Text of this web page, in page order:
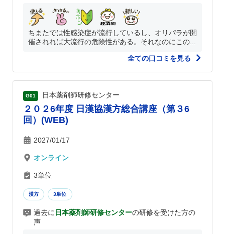
ちまたでは性感染症が流行しているし、オリパラが開
催されれば大流行の危険性がある。それなのにこの...
全ての口コミを見る
G01 日本薬剤師研修センター
２０２6年度 日漢協漢方総合講座（第３6
回）(WEB)
2027/01/17
オンライン
3単位
漢方 3単位
過去に 日本薬剤師研修センターの研修を受けた方の
声